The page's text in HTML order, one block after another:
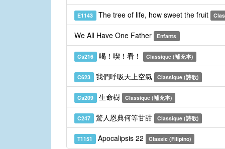
E1143 The tree of life, how sweet the fruit
We All Have One Father Enfants
Cs216 喝！喫！看！ Classique (補充本)
C623 我們呼吸天上空氣 Classique (詩歌)
Cs209 生命樹 Classique (補充本)
C247 驚人恩典何等甘甜 Classique (詩歌)
T1151 Apocalipsis 22 Classic (Filipino)